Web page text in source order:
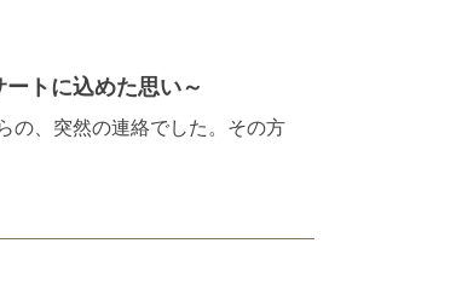
に込めた思い～
の、突然の連絡でした。その方